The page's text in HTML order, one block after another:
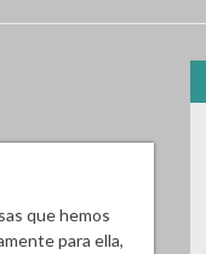
que hemos
para ella,